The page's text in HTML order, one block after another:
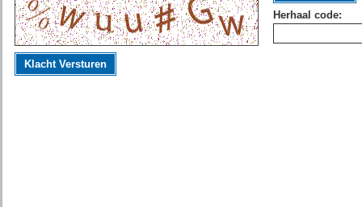
Herhaal code:
Klacht Versturen